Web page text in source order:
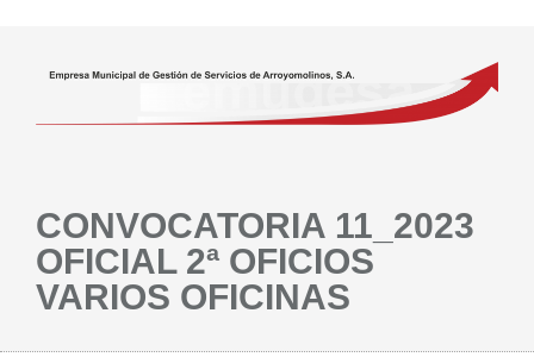
CONVOCATORIA 11_2023
OFICIAL 2ª OFICIOS
VARIOS OFICINAS